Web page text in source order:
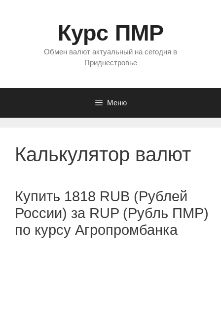
Курс ПМР
Обмен валют актуальный на сегодня в
Приднестровье
Меню
Калькулятор валют
Купить 1818 RUB (Рублей
России) за RUP (Рубль ПМР)
по курсу Агропромбанка